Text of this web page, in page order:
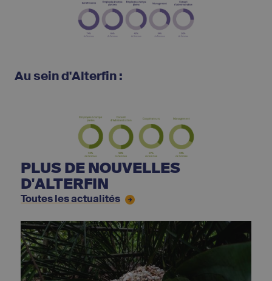
Au sein d'Alterfin :
PLUS DE NOUVELLES
D'ALTERFIN
Toutes les actualités